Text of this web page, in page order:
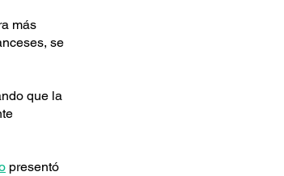
más
se
que la
presentó